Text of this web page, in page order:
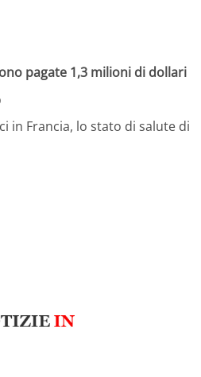
pagate 1,3 milioni di dollari
in Francia, lo stato di salute di